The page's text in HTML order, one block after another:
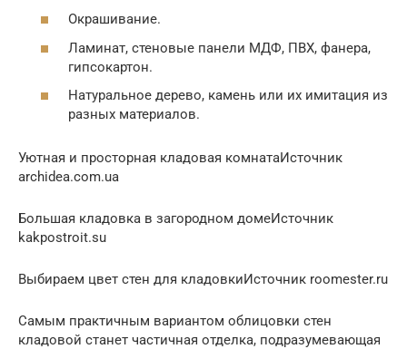
Окрашивание.
Ламинат, стеновые панели МДФ, ПВХ, фанера,
гипсокартон.
Натуральное дерево, камень или их имитация из
разных материалов.
Уютная и просторная кладовая комнатаИсточник
archidea.com.ua
Большая кладовка в загородном домеИсточник
kakpostroit.su
Выбираем цвет стен для кладовкиИсточник roomester.ru
Самым практичным вариантом облицовки стен
кладовой станет частичная отделка, подразумевающая